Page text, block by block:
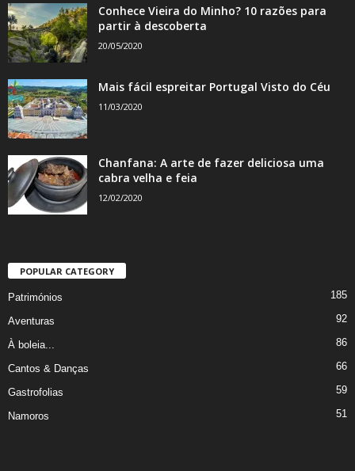
Conhece Vieira do Minho? 10 razões para
partir à descoberta
20/05/2020
Mais fácil espreitar Portugal Visto do Céu
11/03/2020
Chanfana: A arte de fazer deliciosa uma
cabra velha e feia
12/02/2020
POPULAR CATEGORY
Patrimónios 185
Aventuras 92
À boleia... 86
Cantos & Danças 66
Gastrofolias 59
Namoros 51